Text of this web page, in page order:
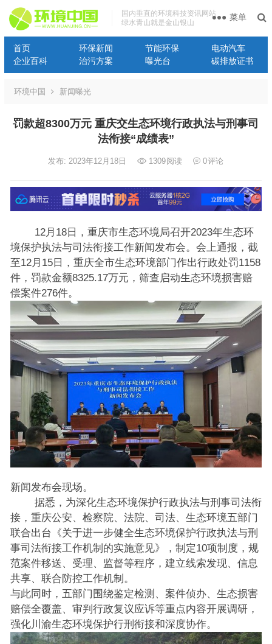
国内垂直的环境科技资讯网站
绿水青山就是金山银山
首页 环保新闻 节能环保
电动汽车
企业百科
治污方案 曝光台 碳排放证书
菜单
环境中国 新闻曝光
罚款超8300万元 重庆交生态环境行政执法与刑事司
法衔接“成绩表”
发布: 2023年12月18日 1309阅读 0评论
12月18日，重庆市生态环境局召开2023年生态环
境保护执法与司法衔接工作新闻发布会。会上通报，截
至12月15日，重庆全市生态环境部门作出行政处罚1158
件，罚款金额8325.17万元，筛查启动生态环境损害赔
偿案件276件。
新闻发布会现场。
据悉，为深化生态环境保护行政执法与刑事司法衔
接，重庆公安、检察院、法院、司法、生态环境五部门
联合出台《关于进一步健全生态环境保护行政执法与刑
事司法衔接工作机制的实施意见》，制定10项制度，规
范案件移送、受理、监督等程序，建立线索发现、信息
共享、联合防控工作机制。
与此同时，五部门围绕鉴定检测、案件侦办、生态损害
赔偿全覆盖、审判行政复议应诉等重点内容开展调研，
强化川渝生态环境保护行刑衔接和深度协作。